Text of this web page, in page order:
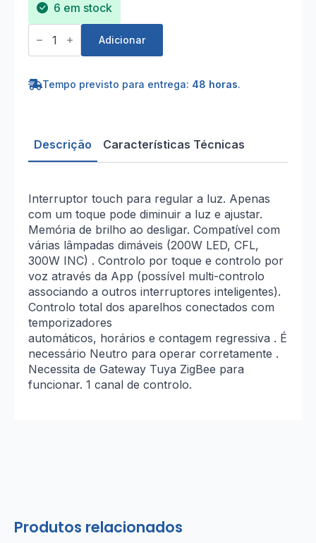
6 em stock
Quantidade
de
Zigbee
Adicionar
Tempo previsto para entrega: 48 horas.
Descrição Características Técnicas
Interruptor touch para regular a luz. Apenas
com um toque pode diminuir a luz e ajustar.
Memória de brilho ao desligar. Compatível com
várias lâmpadas dimáveis (200W LED, CFL,
300W INC) . Controlo por toque e controlo por
voz através da App (possível multi-controlo
associando a outros interruptores inteligentes).
Controlo total dos aparelhos conectados com
temporizadores
automáticos, horários e contagem regressiva . É
necessário Neutro para operar corretamente .
Necessita de Gateway Tuya ZigBee para
funcionar. 1 canal de controlo.
Produtos relacionados